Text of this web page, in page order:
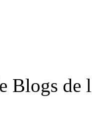
Blogs de